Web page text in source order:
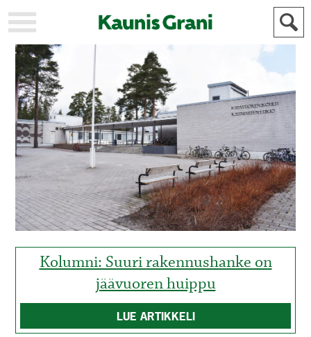
KAUPUNKI
STADEN
AJANKOHTAISTA
AKTUELLT
URHEILU
IDROTT
KULTTUURI
KULTUR
HISTORIA
HISTORIA
YLEINEN
ALLMÄN
MAINOSTAJILLE
FÖR
ANNONSÖRER
Kolumni: Suuri rakennushanke on
jäävuoren huippu
LUE ARTIKKELI